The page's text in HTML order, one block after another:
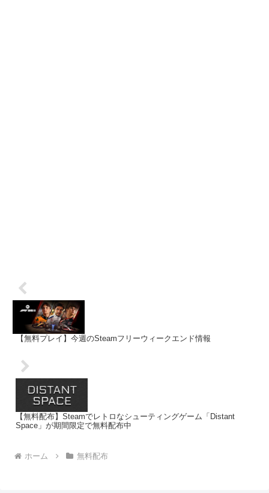
【無料プレイ】今週のSteamフリーウィークエンド情報
【無料配布】Steamでレトロなシューティングゲーム「Distant
Space」が期間限定で無料配布中
ホーム 無料配布